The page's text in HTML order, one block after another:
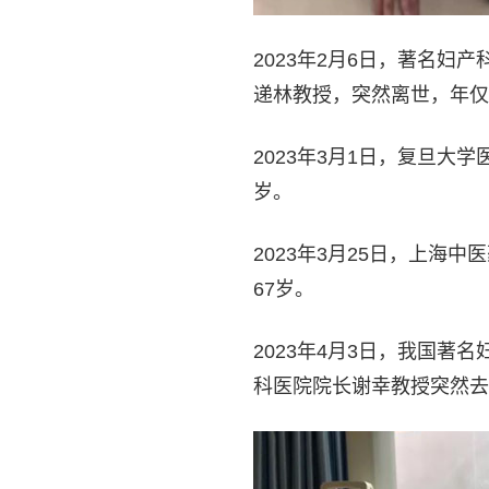
2023年2月6日，著名妇产
递林教授，突然离世，年
2023年3月1日，复旦大学
岁。
2023年3月25日，上海中
67岁。
2023年4月3日，我国著名
科医院院长谢幸教授突然